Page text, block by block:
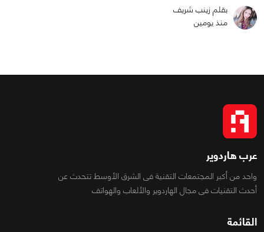
بقلم زينب شريف
منذ يومين
عرب هاردوير
واحد من أكبر المجتمعات التقنية فى الشرق الأوسط تتحدث عن
أحدث التقنيات فى مجال الهاردوير والألعاب والهواتف
القائمة